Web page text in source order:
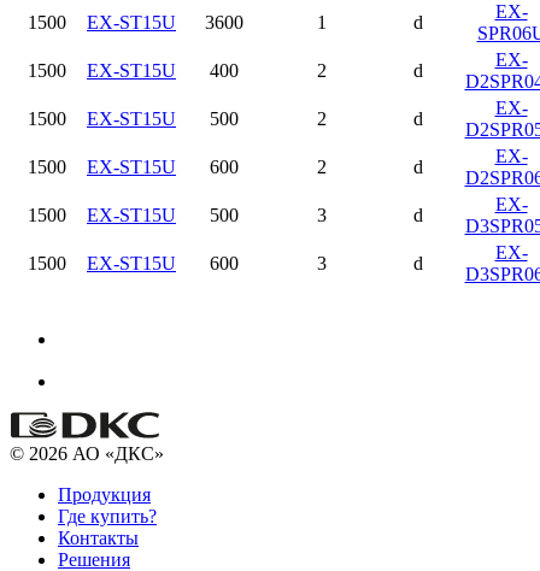
1500
EX-ST15U 3600 1 d
EX-
1500
EX-ST15U 400 2 d
EX-
1500
EX-ST15U 500 2 d
EX-
1500
EX-ST15U 600 2 d
EX-
1500
EX-ST15U 500 3 d
EX-
1500
EX-ST15U 600 3 d
EX-
© 2026 АО «ДКС»
Продукция
Где купить?
Контакты
Решения